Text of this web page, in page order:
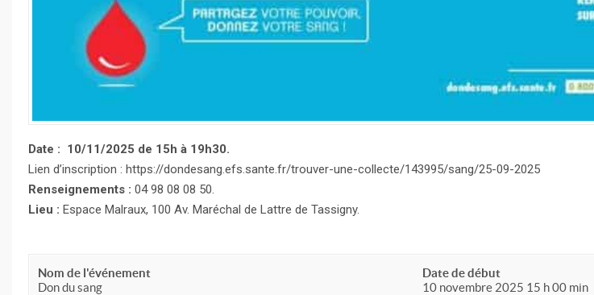
Date : 10/11/2025 de 15h à 19h30.
Lien d’inscription : https://dondesang.efs.sante.fr/trouver-une-collecte/143995/sang/25-09-2025
Renseignements : 04 98 08 08 50.
Lieu : Espace Malraux, 100 Av. Maréchal de Lattre de Tassigny.
Nom de l'événement
Don du sang
Date de début
10 novembre 2025 15 h 00 min